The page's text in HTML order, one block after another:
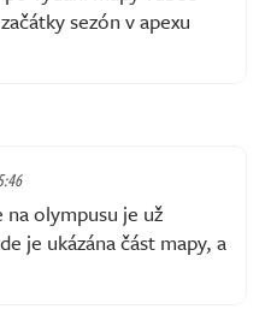
sezón v apexu
olympusu je už
je ukázána část mapy, a